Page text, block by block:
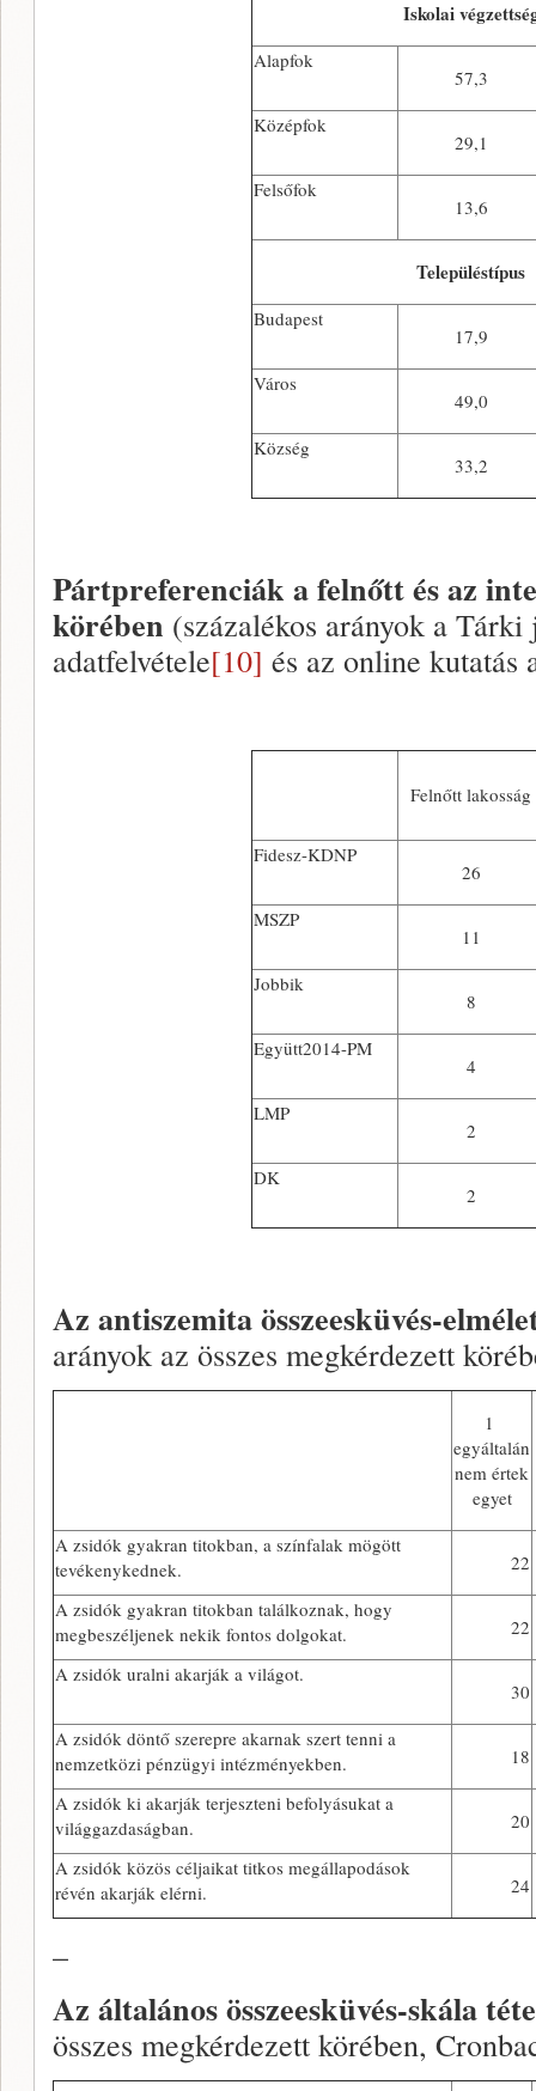
Iskolai
Alapfok
57,3
Középfok
29,1
Felsőfok
13,6
Településtípus
Budapest
17,9
Város
49,0
Község
33,2
Pártpreferenciák a felnőtt és az
körében (százalékos arányok a
adatfelvétele[10] és az online kutatás
Felnőtt lakosság
Fidesz-KDNP
26
MSZP
11
Jobbik
8
Együtt2014-PM
4
LMP
2
DK
2
Az antiszemita összeesküvés-
arányok az összes megkérdezett
1
egyáltalán
nem értek
egyet
A zsidók gyakran titokban, a színfalak mögött
tevékenykednek.
22
A zsidók gyakran titokban találkoznak, hogy
megbeszéljenek nekik fontos dolgokat.
22
A zsidók uralni akarják a világot.
30
A zsidók döntő szerepre akarnak szert tenni a
nemzetközi pénzügyi intézményekben.
18
A zsidók ki akarják terjeszteni befolyásukat a
világgazdaságban.
20
A zsidók közös céljaikat titkos megállapodások
révén akarják elérni.
24
–
Az általános összeesküvés-skála
összes megkérdezett körében,